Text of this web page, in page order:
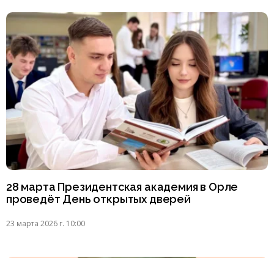
28 марта Президентская академия в Орле
проведёт День открытых дверей
23 марта 2026 г. 10:00